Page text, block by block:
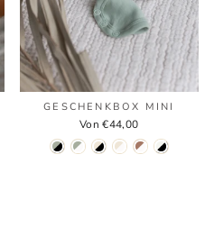
GESCHENKBOX MINI
Von €44,00